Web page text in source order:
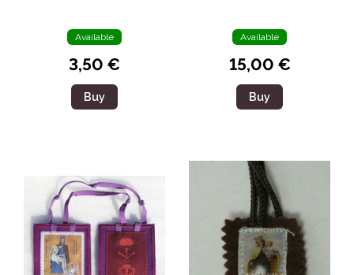
Available
3,50 €
Buy
Available
15,00 €
Buy